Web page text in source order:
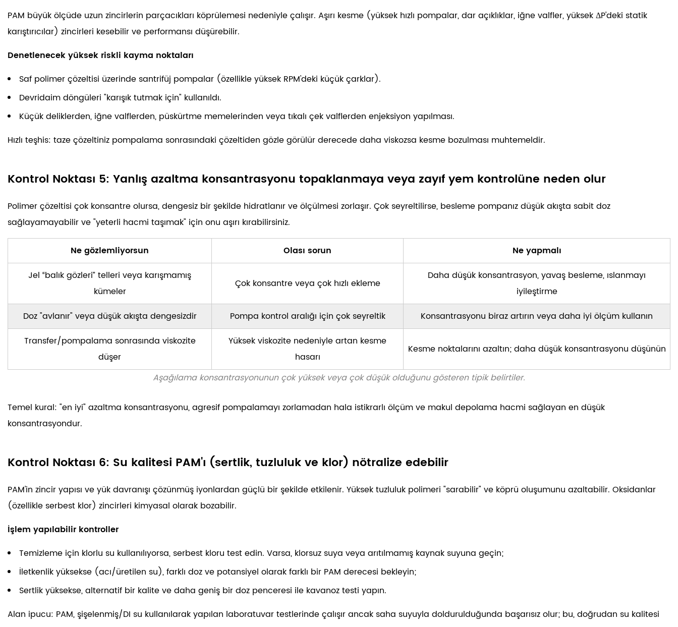
PAM büyük ölçüde uzun zincirlerin parçacıkları köprülemesi nedeniyle çalışır. Aşırı kesme (yüksek hızlı pompalar, dar açıklıklar, iğne valfler, yüksek ΔP'deki statik
karıştırıcılar) zincirleri kesebilir ve performansı düşürebilir.
Denetlenecek yüksek riskli kayma noktaları
Saf polimer çözeltisi üzerinde santrifüj pompalar (özellikle yüksek RPM'deki küçük çarklar).
Devridaim döngüleri "karışık tutmak için" kullanıldı.
Küçük deliklerden, iğne valflerden, püskürtme memelerinden veya tıkalı çek valflerden enjeksiyon yapılması.
Hızlı teşhis: taze çözeltiniz pompalama sonrasındaki çözeltiden gözle görülür derecede daha viskozsa kesme bozulması muhtemeldir.
Kontrol Noktası 5: Yanlış azaltma konsantrasyonu topaklanmaya veya zayıf yem kontrolüne neden olur
Polimer çözeltisi çok konsantre olursa, dengesiz bir şekilde hidratlanır ve ölçülmesi zorlaşır. Çok seyreltilirse, besleme pompanız düşük akışta sabit doz
sağlayamayabilir ve "yeterli hacmi taşımak" için onu aşırı kırabilirsiniz.
Aşağılama konsantrasyonunun çok yüksek veya çok düşük olduğunu gösteren tipik belirtiler.
Ne gözlemliyorsun Olası sorun
Ne yapmalı
Jel “balık gözleri” telleri veya karışmamış
kümeler
Çok konsantre veya çok hızlı ekleme
Daha düşük konsantrasyon, yavaş besleme, ıslanmayı
iyileştirme
Doz "avlanır" veya düşük akışta dengesizdir
Pompa kontrol aralığı için çok seyreltik
Konsantrasyonu biraz artırın veya daha iyi ölçüm kullanın
Transfer/pompalama sonrasında viskozite
düşer
Yüksek viskozite nedeniyle artan kesme
hasarı
Kesme noktalarını azaltın; daha düşük konsantrasyonu düşünün
Temel kural: "en iyi" azaltma konsantrasyonu, agresif pompalamayı zorlamadan hala istikrarlı ölçüm ve makul depolama hacmi sağlayan en düşük
konsantrasyondur.
Kontrol Noktası 6: Su kalitesi PAM'ı (sertlik, tuzluluk ve klor) nötralize edebilir
PAM'in zincir yapısı ve yük davranışı çözünmüş iyonlardan güçlü bir şekilde etkilenir. Yüksek tuzluluk polimeri "sarabilir" ve köprü oluşumunu azaltabilir. Oksidanlar
(özellikle serbest klor) zincirleri kimyasal olarak bozabilir.
İşlem yapılabilir kontroller
Temizleme için klorlu su kullanılıyorsa, serbest kloru test edin. Varsa, klorsuz suya veya arıtılmamış kaynak suyuna geçin;
İletkenlik yüksekse (acı/üretilen su), farklı doz ve potansiyel olarak farklı bir PAM derecesi bekleyin;
Sertlik yüksekse, alternatif bir kalite ve daha geniş bir doz penceresi ile kavanoz testi yapın.
Alan ipucu: PAM, şişelenmiş/DI su kullanılarak yapılan laboratuvar testlerinde çalışır ancak saha suyuyla doldurulduğunda başarısız olur; bu, doğrudan su kalitesi